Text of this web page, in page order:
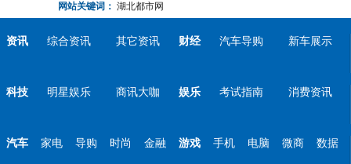
网站关键词： 湖北都市网
资讯 综合资讯 其它资讯 财经 汽车导购 新车展示
科技 明星娱乐 商讯大咖 娱乐 考试指南 消费资讯
汽车 家电 导购 时尚 金融 游戏 手机 电脑 微商 数据